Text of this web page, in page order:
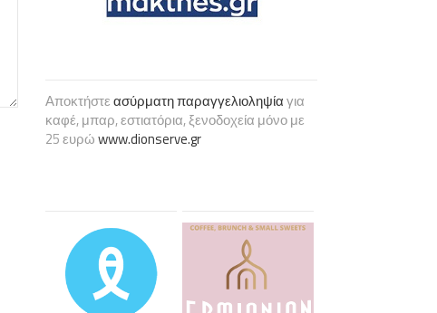
Αποκτήστεασύρματη παραγγελιοληψίαγια
καφέ, μπαρ, εστιατόρια, ξενοδοχεία μόνο με
25 ευρώwww.dionserve.gr